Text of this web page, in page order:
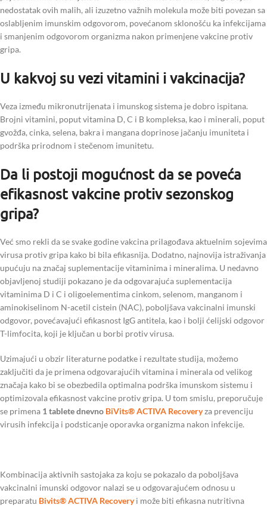
nedostatak ovih malih, ali izuzetno važnih molekula može biti povezan sa
oslabljenim imunskim odgovorom, povećanom sklonošću ka infekcijama
i smanjenim odgovorom organizma nakon primenjene vakcine protiv
gripa.
U kakvoj su vezi vitamini i vakcinacija?
Veza između mikronutrijenata i imunskog sistema je dobro ispitana.
Brojni vitamini, poput vitamina D, C i B kompleksa, kao i minerali, poput
gvožđa, cinka, selena, bakra i mangana doprinose jačanju imuniteta i
podrška prirodnom i stečenom imunitetu.
Da li postoji mogućnost da se poveća
efikasnost vakcine protiv sezonskog
gripa?
Već smo rekli da se svake godine vakcina prilagođava aktuelnim sojevima
virusa protiv gripa kako bi bila efikasnija. Dodatno, najnovija istraživanja
upućuju na značaj suplementacije vitaminima i mineralima. U nedavno
objavljenoj studiji pokazano je da odgovarajuća suplementacija
vitaminima D i C i oligoelementima cinkom, selenom, manganom i
aminokiselinom N-acetil cistein (NAC), poboljšava vakcinalni imunski
odgovor, povećavajući efikasnost IgG antitela, kao i bolji ćelijski odgovor
T-limfocita, koji je ključan u borbi protiv virusa.
Uzimajući u obzir literaturne podatke i rezultate studija, možemo
zaključiti da je primena odgovarajućih vitamina i minerala od velikog
značaja kako bi se obezbedila optimalna podrška imunskom sistemu i
optimizovala efikasnost vakcine protiv gripa. U tom smislu, preporučuje
se primena 1 tablete dnevno BiVits® ACTIVA Recoveryza prevenciju
virusih infekcija i podsticanje oporavka organizma nakon infekcije.
Kombinacija aktivnih sastojaka za koju se pokazalo da poboljšava
vakcinalni imunski odgovor nalazi se u odgovarajućem odnosu u
preparatu Bivits® ACTIVA Recoveryi može biti efikasna nutritivna